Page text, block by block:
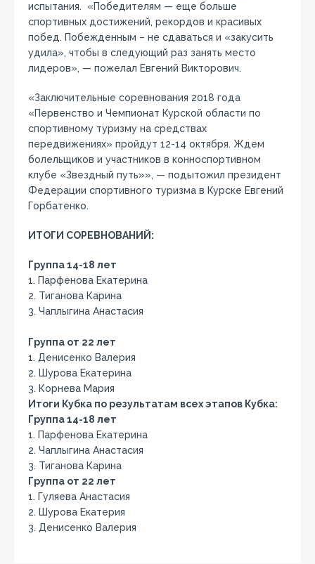
испытания. «Победителям — еще больше
спортивных достижений, рекордов и красивых
побед. Побежденным – не сдаваться и «закусить
удила», чтобы в следующий раз занять место
лидеров», — пожелал Евгений Викторович.
«Заключительные соревнования 2018 года
«Первенство и Чемпионат Курской области по
спортивному туризму на средствах
передвижениях» пройдут 12-14 октября. Ждем
болельщиков и участников в конноспортивном
клубе «Звездный путь»», — подытожил президент
Федерации спортивного туризма в Курске Евгений
Горбатенко.
ИТОГИ СОРЕВНОВАНИЙ:
Группа 14-18 лет
1. Парфенова Екатерина
2. Тиганова Карина
3. Чаплыгина Анастасия
Группа от 22 лет
1. Денисенко Валерия
2. Шурова Екатерина
3. Корнева Мария
Итоги Кубка по результатам всех этапов Кубка:
Группа 14-18 лет
1. Парфенова Екатерина
2. Чаплыгина Анастасия
3. Тиганова Карина
Группа от 22 лет
1. Гуляева Анастасия
2. Шурова Екатерия
3. Денисенко Валерия